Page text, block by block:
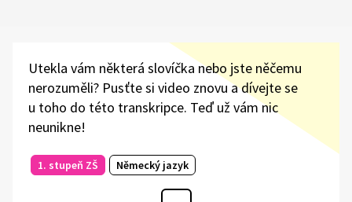
Utekla vám některá slovíčka nebo jste něčemu
nerozuměli? Pusťte si video znovu a dívejte se
u toho do této transkripce. Teď už vám nic
neunikne!
1. stupeň ZŠ Německý jazyk